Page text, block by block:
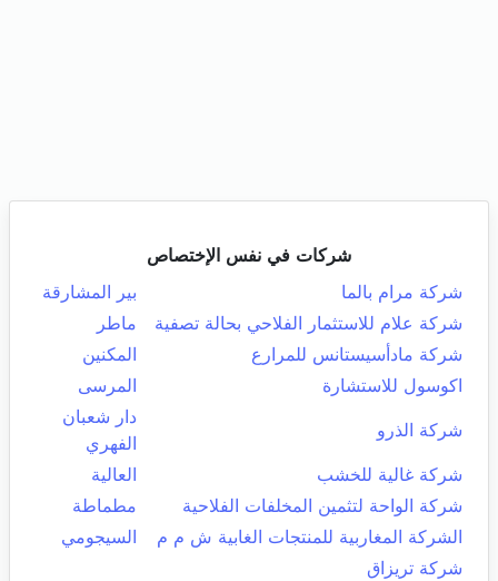
شركات في نفس الإختصاص
شركة مرام بالما
بير المشارقة
شركة علام للاستثمار الفلاحي بحالة تصفية
ماطر
شركة مادأسيستانس للمرارع
المكنين
اكوسول للاستشارة
المرسى
شركة الذرو
دار شعبان
الفهري
شركة غالية للخشب
العالية
شركة الواحة لتثمين المخلفات الفلاحية
مطماطة
الشركة المغاربية للمنتجات الغابية ش م م
السيجومي
شركة تريزاق